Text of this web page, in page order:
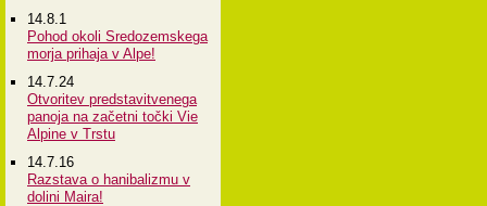
14.8.1
Pohod okoli Sredozemskega
morja prihaja v Alpe!
14.7.24
Otvoritev predstavitvenega
panoja na začetni točki Vie
Alpine v Trstu
14.7.16
Razstava o hanibalizmu v
dolini Maira!